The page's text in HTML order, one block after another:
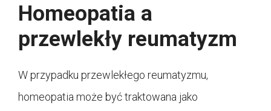
Homeopatia a
przewlekły reumatyzm
W przypadku przewlekłego reumatyzmu,
homeopatia może być traktowana jako